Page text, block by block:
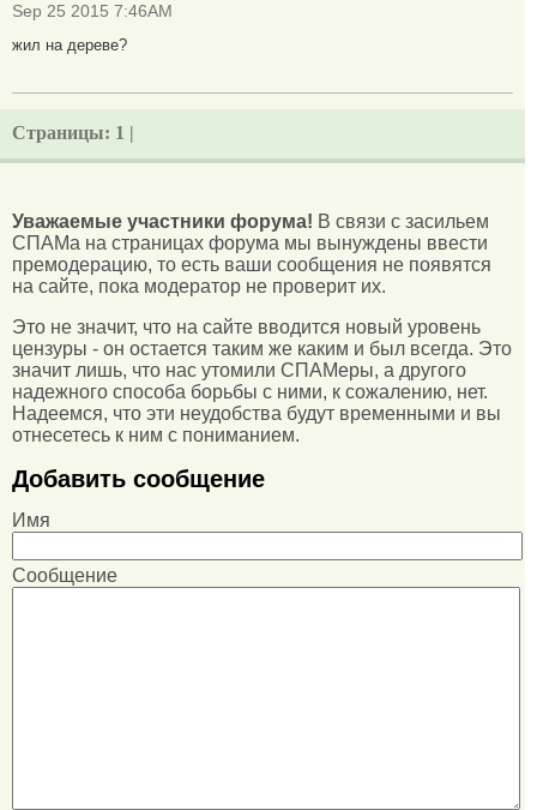
Sep 25 2015 7:46AM
жил на дереве?
Страницы: 1 |
Уважаемые участники форума! В связи с засильем
СПАМа на страницах форума мы вынуждены ввести
премодерацию, то есть ваши сообщения не появятся
на сайте, пока модератор не проверит их.
Это не значит, что на сайте вводится новый уровень
цензуры - он остается таким же каким и был всегда. Это
значит лишь, что нас утомили СПАМеры, а другого
надежного способа борьбы с ними, к сожалению, нет.
Надеемся, что эти неудобства будут временными и вы
отнесетесь к ним с пониманием.
Добавить сообщение
Имя
Сообщение